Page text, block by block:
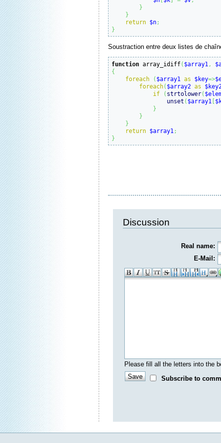
}
}
return $n;
}
Soustraction entre deux listes de
function array_idiff( $array1 ,
{
foreach ( $array1 as $key=>
foreach( $array2 as
if ( strtolower(
unset ( $array1 [
}
}
}
return $array1 ;
}
Discussion
Real name:
E-Mail:
Please fill all the letters into the
Subscribe to